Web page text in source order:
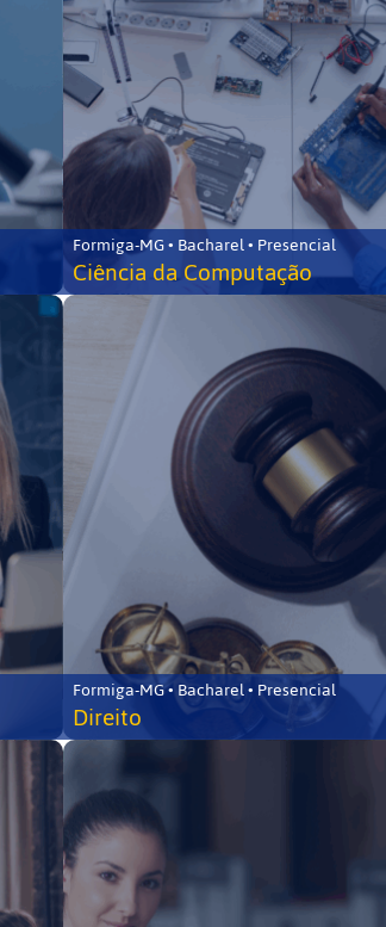
Formiga-MG • Bacharel • Presencial
Ciência da Computação
Formiga-MG • Bacharel • Presencial
Direito